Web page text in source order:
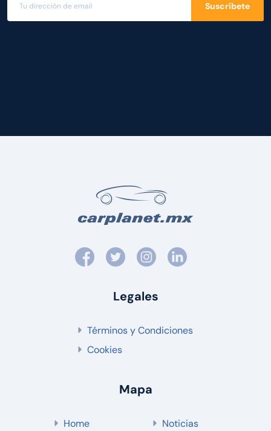
Suscríbete
Legales
Términos y Condiciones
Cookies
Mapa
Home Noticias